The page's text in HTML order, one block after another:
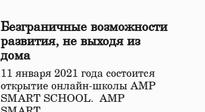
Безграничные возможности
развития, не выходя из
дома
11 января 2021 года состоится
открытие онлайн-школы АМР
SMART SCHOOL. АМР